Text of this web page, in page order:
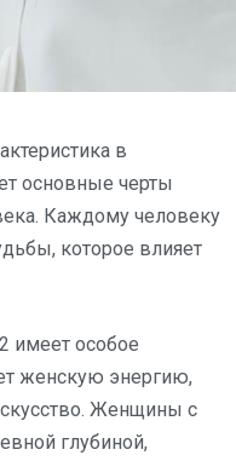
в
основные черты
Каждому человеку
которое влияет
имеет особое
женскую энергию,
Женщины с
глубиной,